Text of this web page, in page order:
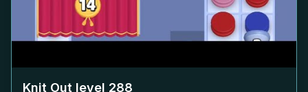
Knit Out level 288